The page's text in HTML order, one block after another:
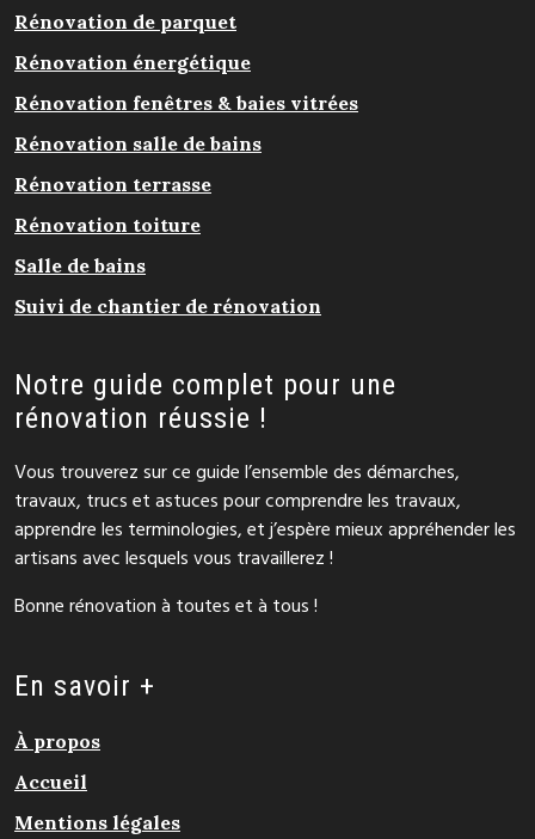
Rénovation de parquet
Rénovation énergétique
Rénovation fenêtres & baies vitrées
Rénovation salle de bains
Rénovation terrasse
Rénovation toiture
Salle de bains
Suivi de chantier de rénovation
Notre guide complet pour une
rénovation réussie !
Vous trouverez sur ce guide l’ensemble des démarches,
travaux, trucs et astuces pour comprendre les travaux,
apprendre les terminologies, et j’espère mieux appréhender les
artisans avec lesquels vous travaillerez !
Bonne rénovation à toutes et à tous !
En savoir +
À propos
Accueil
Mentions légales